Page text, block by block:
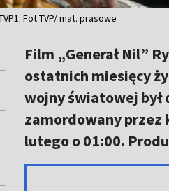
Fot TVP/ mat. prasowe
Film „Generał Nil”
ostatnich miesięcy
wojny światowej był
zamordowany przez
lutego o 01:00.